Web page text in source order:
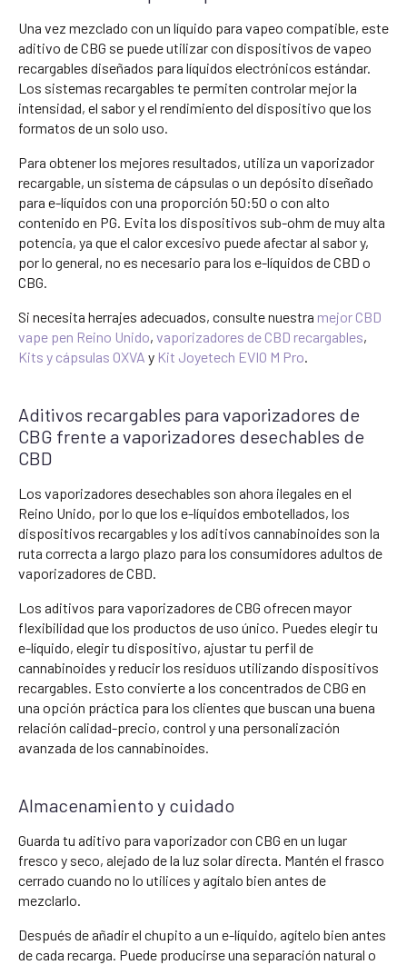
Una vez mezclado con un líquido para vapeo compatible, este
aditivo de CBG se puede utilizar con dispositivos de vapeo
recargables diseñados para líquidos electrónicos estándar.
Los sistemas recargables te permiten controlar mejor la
intensidad, el sabor y el rendimiento del dispositivo que los
formatos de un solo uso.
Para obtener los mejores resultados, utiliza un vaporizador
recargable, un sistema de cápsulas o un depósito diseñado
para e-líquidos con una proporción 50:50 o con alto
contenido en PG. Evita los dispositivos sub-ohm de muy alta
potencia, ya que el calor excesivo puede afectar al sabor y,
por lo general, no es necesario para los e-líquidos de CBD o
CBG.
Si necesita herrajes adecuados, consulte nuestra mejor CBD
vape pen Reino Unido, vaporizadores de CBD recargables,
Kits y cápsulas OXVA y Kit Joyetech EVIO M Pro.
Aditivos recargables para vaporizadores de
CBG frente a vaporizadores desechables de
CBD
Los vaporizadores desechables son ahora ilegales en el
Reino Unido, por lo que los e-líquidos embotellados, los
dispositivos recargables y los aditivos cannabinoides son la
ruta correcta a largo plazo para los consumidores adultos de
vaporizadores de CBD.
Los aditivos para vaporizadores de CBG ofrecen mayor
flexibilidad que los productos de uso único. Puedes elegir tu
e-líquido, elegir tu dispositivo, ajustar tu perfil de
cannabinoides y reducir los residuos utilizando dispositivos
recargables. Esto convierte a los concentrados de CBG en
una opción práctica para los clientes que buscan una buena
relación calidad-precio, control y una personalización
avanzada de los cannabinoides.
Almacenamiento y cuidado
Guarda tu aditivo para vaporizador con CBG en un lugar
fresco y seco, alejado de la luz solar directa. Mantén el frasco
cerrado cuando no lo utilices y agítalo bien antes de
mezclarlo.
Después de añadir el chupito a un e-líquido, agítelo bien antes
de cada recarga. Puede producirse una separación natural o